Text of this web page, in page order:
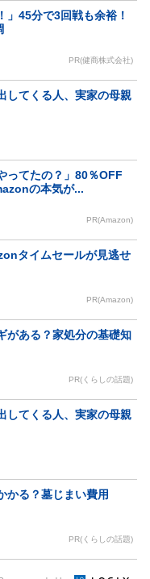
」45分で3回戦も余裕！
PR(健商株式会社)
してくる人、実家の母親
ってたの？」80％OFF
の本気が...
PR(Amazon)
タイムセールが見逃せ
PR(Amazon)
がある？家処分の基礎知
PR(くらしの話題)
してくる人、実家の母親
かる？墓じまい費用
PR(くらしの話題)